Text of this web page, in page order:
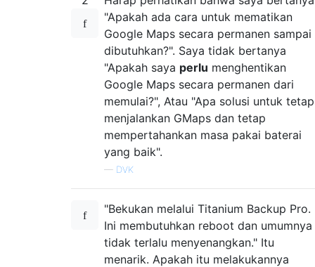
"Apakah ada cara untuk mematikan
Google Maps secara permanen sampai
dibutuhkan?". Saya tidak bertanya
"Apakah saya perlu menghentikan
Google Maps secara permanen dari
memulai?", Atau "Apa solusi untuk tetap
menjalankan GMaps dan tetap
mempertahankan masa pakai baterai
yang baik".
— DVK
"Bekukan melalui Titanium Backup Pro.
Ini membutuhkan reboot dan umumnya
tidak terlalu menyenangkan." Itu
menarik. Apakah itu melakukannya